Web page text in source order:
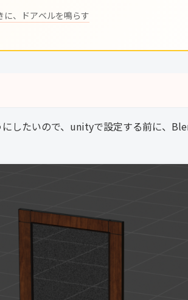
に、ドアベルを鳴らす
したいので、unityで設定する前に、